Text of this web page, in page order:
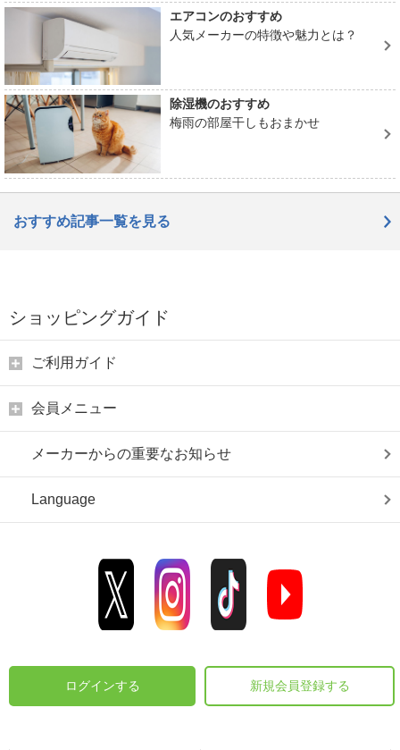
エアコンのおすすめ
人気メーカーの特徴や魅力とは？
除湿機のおすすめ
梅雨の部屋干しもおまかせ
おすすめ記事一覧を見る
ショッピングガイド
ご利用ガイド
会員メニュー
メーカーからの重要なお知らせ
Language
ログインする 新規会員登録する